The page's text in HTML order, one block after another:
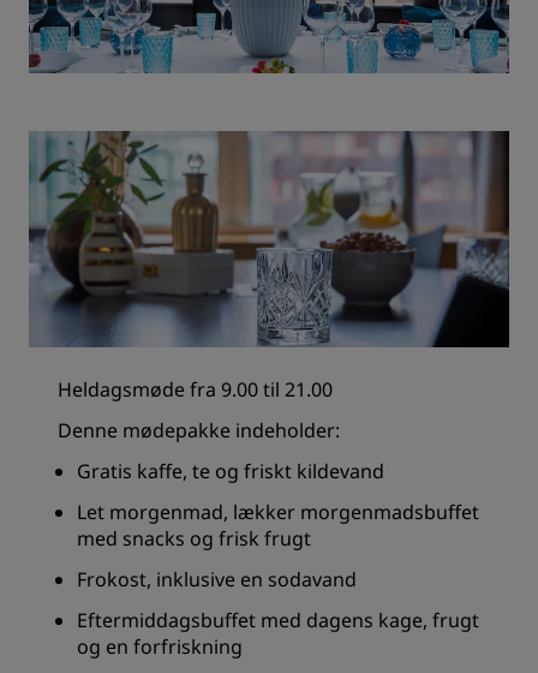
Heldagsmøde fra 9.00 til 21.00
Denne mødepakke indeholder:
Gratis kaffe, te og friskt kildevand
Let morgenmad, lækker morgenmadsbuffet
med snacks og frisk frugt
Frokost, inklusive en sodavand
Eftermiddagsbuffet med dagens kage, frugt
og en forfriskning